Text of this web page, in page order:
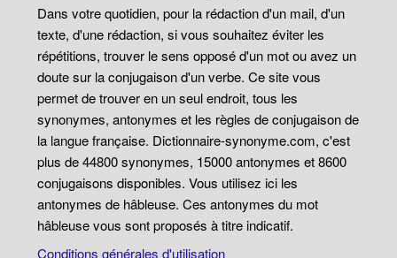
Dans votre quotidien, pour la rédaction d'un mail, d'un
texte, d'une rédaction, si vous souhaitez éviter les
répétitions, trouver le sens opposé d'un mot ou avez un
doute sur la conjugaison d'un verbe. Ce site vous
permet de trouver en un seul endroit, tous les
synonymes, antonymes et les règles de conjugaison de
la langue française. Dictionnaire-synonyme.com, c'est
plus de 44800 synonymes, 15000 antonymes et 8600
conjugaisons disponibles. Vous utilisez ici les
antonymes de hâbleuse. Ces antonymes du mot
hâbleuse vous sont proposés à titre indicatif.
Conditions générales d'utilisation